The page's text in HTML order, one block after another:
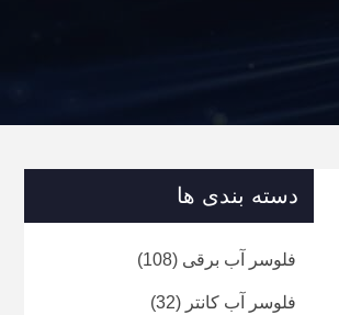
دسته بندی ها
فلوسر آب برقی (108)
فلوسر آب کانتر (32)